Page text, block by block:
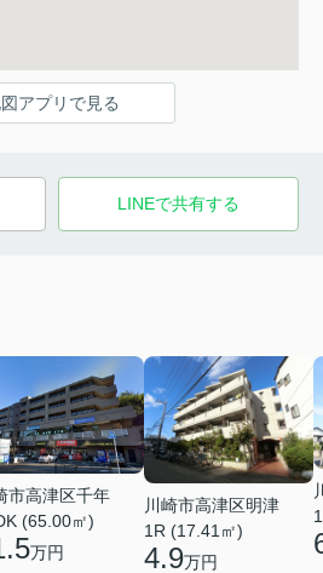
アプリで見る
LINEで共有する
市高津区千年
(65.00㎡)
万円
川崎市高津区明津
1R (17.41㎡)
4.9万円